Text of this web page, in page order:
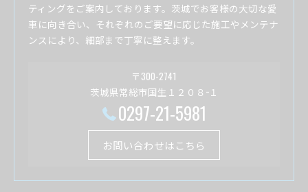
ティングをご案内しております。茨城でお客様の大切な愛
車に向き合い、それぞれのご要望に応じた施工やメンテナ
ンスにより、細部まで丁寧に整えます。
〒300-2741
茨城県常総市国生１２０８−１
0297-21-5981
お問い合わせはこちら